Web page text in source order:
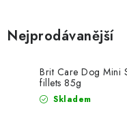
NA NEMOCI
Nejprodávanější
Brit Care Dog Mini
fillets 85g
Skladem